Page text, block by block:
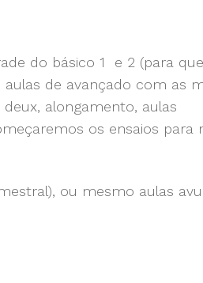
do básico 1 e 2 (para
de avançado com as
alongamento, aulas
os ensaios para
ou mesmo aulas